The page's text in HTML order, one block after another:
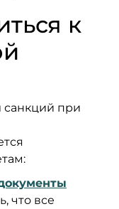
к
санкций при
что все